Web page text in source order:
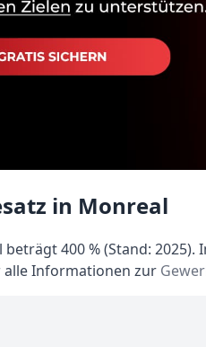
in Monreal
400 % (Stand:
alle Informationen zur